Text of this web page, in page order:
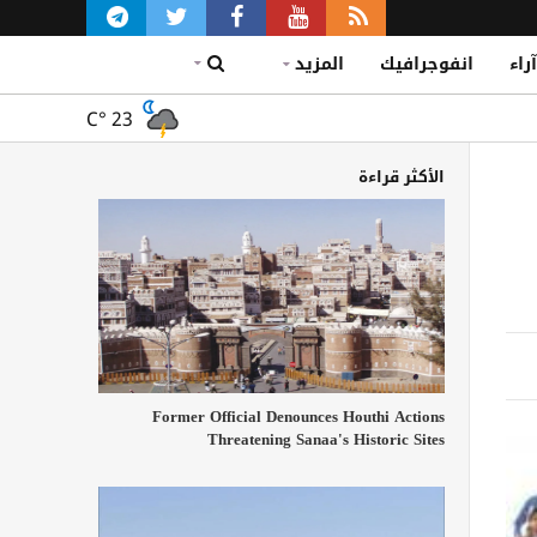
آراء انفوجرافيك المزيد
C° 23
الأكثر قراءة
Former Official Denounces Houthi Actions
Threatening Sanaa's Historic Sites